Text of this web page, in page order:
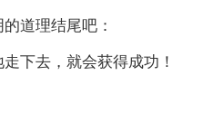
道理结尾吧：
下去，就会获得成功！